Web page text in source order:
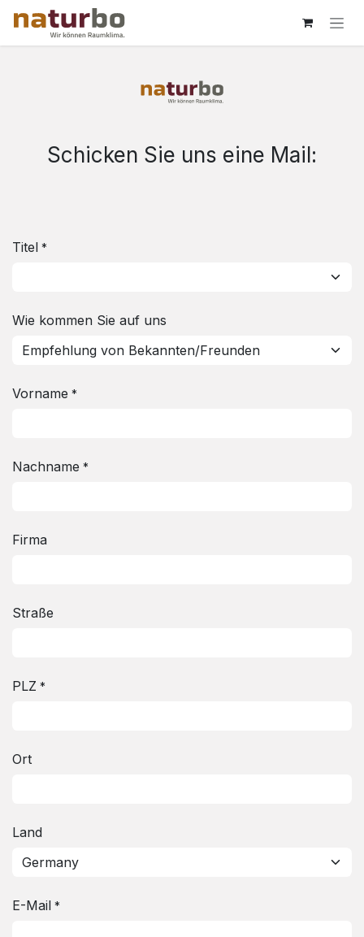
Skip to Content
Schicken Sie uns eine Mail:
Titel *
Wie kommen Sie auf uns
Vorname *
Nachname *
Firma
Straße
PLZ *
Ort
Land
E-Mail *